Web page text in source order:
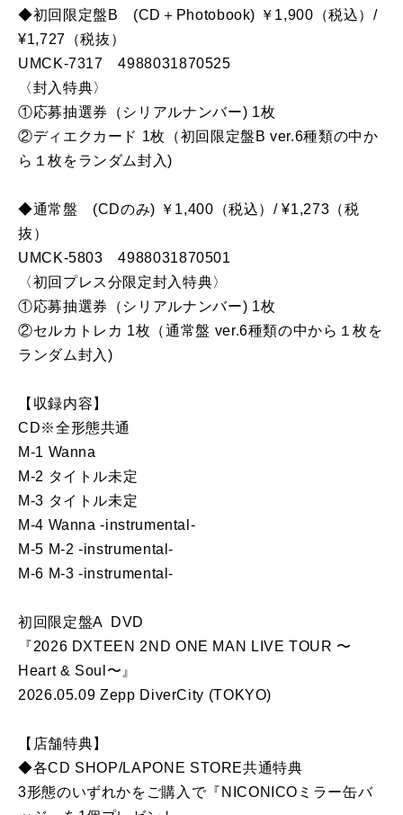
◆初回限定盤B (CD＋Photobook) ￥1,900（税込）/
¥1,727（税抜）
UMCK-7317 4988031870525
〈封入特典〉
①応募抽選券（シリアルナンバー) 1枚
②ディエクカード 1枚（初回限定盤B ver.6種類の中か
ら１枚をランダム封入)
◆通常盤 (CDのみ) ￥1,400（税込）/ ¥1,273（税
抜）
UMCK-5803 4988031870501
〈初回プレス分限定封入特典〉
①応募抽選券（シリアルナンバー) 1枚
②セルカトレカ 1枚（通常盤 ver.6種類の中から１枚を
ランダム封入)
【収録内容】
CD※全形態共通
M-1 Wanna
M-2 タイトル未定
M-3 タイトル未定
M-4 Wanna -instrumental-
M-5 M-2 -instrumental-
M-6 M-3 -instrumental-
初回限定盤A DVD
『2026 DXTEEN 2ND ONE MAN LIVE TOUR 〜
Heart & Soul〜』
2026.05.09 Zepp DiverCity (TOKYO)
【店舗特典】
◆各CD SHOP/LAPONE STORE共通特典
3形態のいずれかをご購入で『NICONICOミラー缶バ